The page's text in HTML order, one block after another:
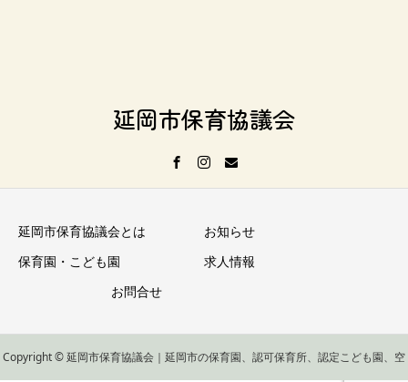
延岡市保育協議会
延岡市保育協議会とは
お知らせ
保育園・こども園
求人情報
お問合せ
Copyright © 延岡市保育協議会｜延岡市の保育園、認可保育所、認定こども園、空